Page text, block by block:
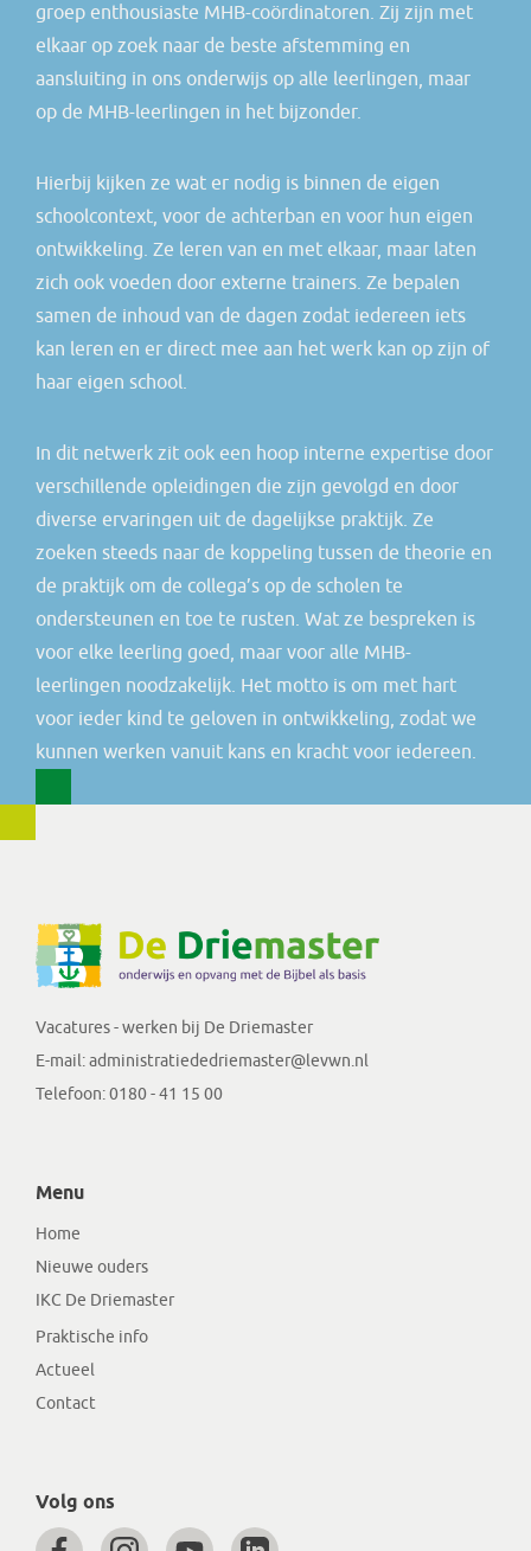
groep enthousiaste MHB-coördinatoren. Zij zijn met
elkaar op zoek naar de beste afstemming en
aansluiting in ons onderwijs op alle leerlingen, maar
op de MHB-leerlingen in het bijzonder.
Hierbij kijken ze wat er nodig is binnen de eigen
schoolcontext, voor de achterban en voor hun eigen
ontwikkeling. Ze leren van en met elkaar, maar laten
zich ook voeden door externe trainers. Ze bepalen
samen de inhoud van de dagen zodat iedereen iets
kan leren en er direct mee aan het werk kan op zijn of
haar eigen school.
In dit netwerk zit ook een hoop interne expertise door
verschillende opleidingen die zijn gevolgd en door
diverse ervaringen uit de dagelijkse praktijk. Ze
zoeken steeds naar de koppeling tussen de theorie en
de praktijk om de collega’s op de scholen te
ondersteunen en toe te rusten. Wat ze bespreken is
voor elke leerling goed, maar voor alle MHB-
leerlingen noodzakelijk. Het motto is om met hart
voor ieder kind te geloven in ontwikkeling, zodat we
kunnen werken vanuit kans en kracht voor iedereen.
Vacatures - werken bij De Driemaster
E-mail:administratiededriemaster@levwn.nl
Telefoon:0180 - 41 15 00
Menu
Home
Nieuwe ouders
IKC De Driemaster
Praktische info
Actueel
Contact
Volg ons